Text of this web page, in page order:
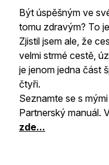
Být úspěšným ve
tomu zdravým? To
Zjistil jsem ale, že
velmi strmé cestě,
je jenom jedna část
čtyři.
Seznamte se s
Partnerský manuál.
zde...